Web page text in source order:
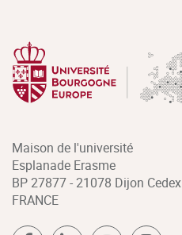
Maison de l'université
Esplanade Erasme
BP 27877 - 21078 Dijon Cedex
FRANCE